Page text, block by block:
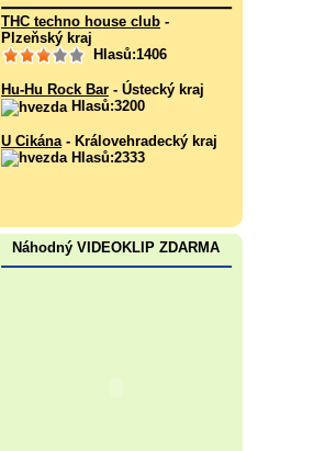
THC techno house club -
Plzeňský kraj
Hlasů:1406
Hu-Hu Rock Bar - Ústecký kraj
Hlasů:3200
U Cikána - Královehradecký kraj
Hlasů:2333
Náhodný VIDEOKLIP ZDARMA